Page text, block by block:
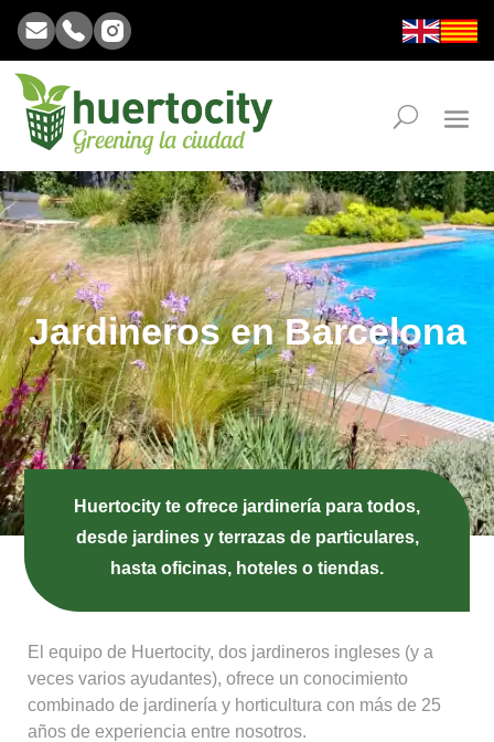
Jardineros en Barcelona
Huertocity te ofrece jardinería para todos,
desde jardines y terrazas de particulares,
hasta oficinas, hoteles o tiendas.
El equipo de Huertocity, dos jardineros ingleses (y a
veces varios ayudantes), ofrece un conocimiento
combinado de jardinería y horticultura con más de 25
años de experiencia entre nosotros.